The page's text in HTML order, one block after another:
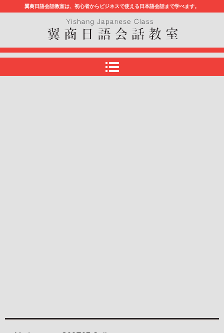
翼商日語会話教室
翼商日語会話教室は、初心者からビジネスで使える日本語会話まで学べます。